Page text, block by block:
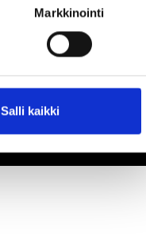
Markkinointi
Salli kaikki